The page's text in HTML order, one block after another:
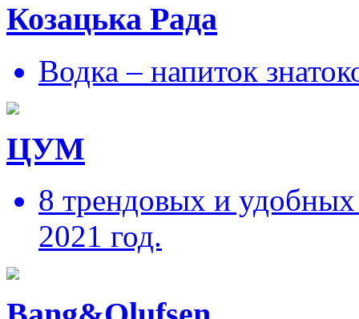
Козацька Рада
Водка – напиток
ЦУМ
8 трендовых и удобных
2021 год.